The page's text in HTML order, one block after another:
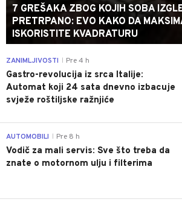
7 GREŠAKA ZBOG KOJIH SOBA
PRETRPANO: EVO KAKO DA
ISKORISTITE KVADRATURU
ZANIMLJIVOSTI Pre 4 h
Gastro-revolucija iz srca Italije:
Automat koji 24 sata dnevno izbacuje
svježe roštiljske ražnjiće
AUTOMOBILI Pre 8 h
Vodič za mali servis: Sve što treba da
znate o motornom ulju i filterima